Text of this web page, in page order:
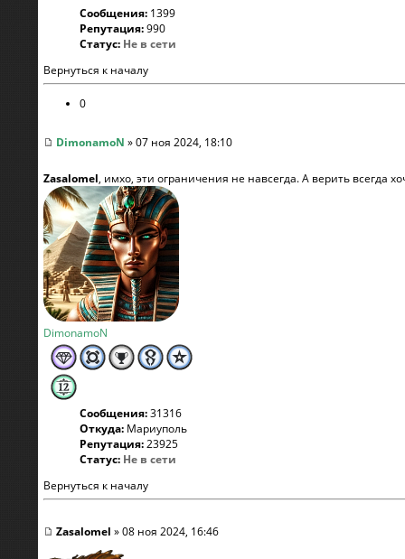
Сообщения: 1399
Репутация:990
Статус: Не в сети
Вернуться к началу
0
DimonamoN » 07 ноя 2024, 18:10
Zasalomel, имхо, эти ограничения не навсегда. А верить всегда
DimonamoN
Сообщения:31316
Откуда: Мариуполь
Репутация:23925
Статус: Не в сети
Вернуться к началу
Zasalomel » 08 ноя 2024, 16:46